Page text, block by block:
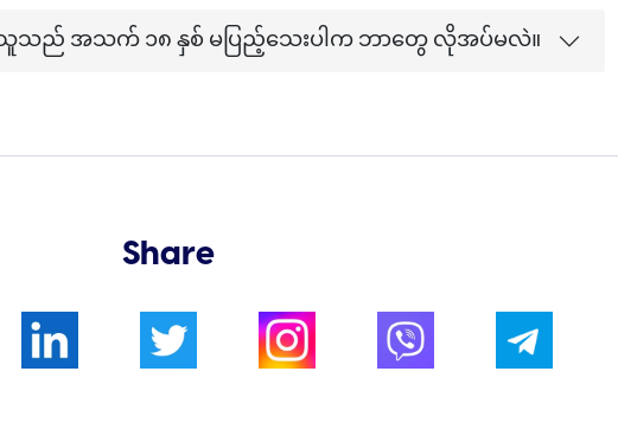
သူသည် အသက် ၁၈ နှစ် မပြည့်သေးပါက ဘာတွေ လိုအပ်မလဲ။
Share